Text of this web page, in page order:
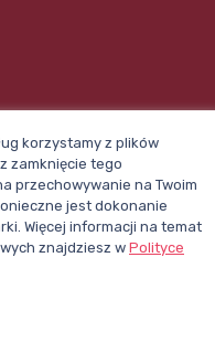
korzystamy z plików
zamknięcie tego
przechowywanie na Twoim
jest dokonanie
Więcej informacji na temat
znajdziesz w Polityce